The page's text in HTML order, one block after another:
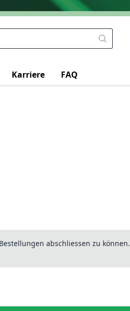
Karriere FAQ
abschliessen zu können.